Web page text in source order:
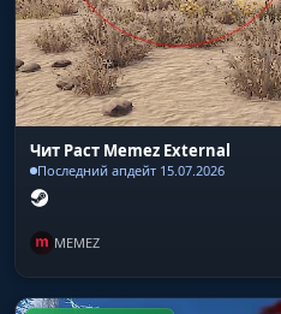
Чит Раст Memez External
Последний апдейт 15.07.2026
MEMEZ